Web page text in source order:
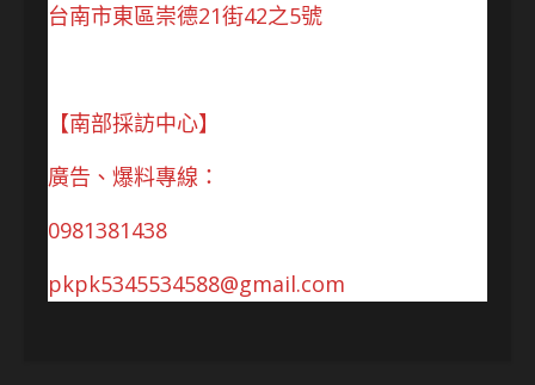
台南市東區崇德21街42之5號
【南部採訪中心】
廣告、爆料專線：
0981381438
pkpk5345534588@gmail.com